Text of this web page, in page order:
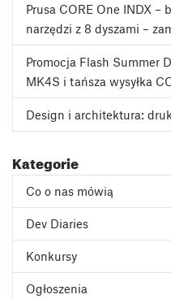
Prusa CORE One INDX –
narzędzi z 8 dyszami –
Promocja Flash Summer
MK4S i tańsza wysyłka
Design i architektura:
Kategorie
Co o nas mówią
Dev Diaries
Konkursy
Ogłoszenia